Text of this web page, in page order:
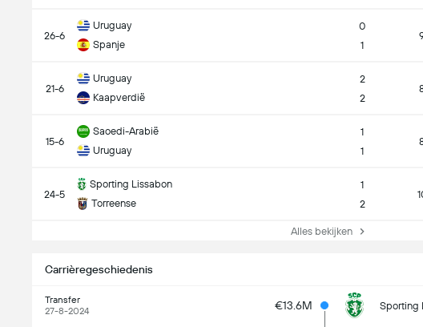
26-6
Uruguay
Spanje
0
1
21-6
Uruguay
Kaapverdië
2
2
15-6
Saoedi-Arabië
Uruguay
1
1
24-5
Sporting Lissabon
Torreense
1
2
Alles bekijken
Carrièregeschiedenis
Transfer
27-8-2024
€13.6M Sporting